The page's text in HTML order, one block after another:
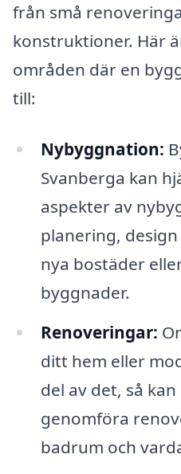
från små
konstruktioner. Här
områden där en
till:
Nybyggnation:
Svanberga kan
aspekter av
planering,
nya bostäder
byggnader.
Renoveringar:
ditt hem eller
del av det, så
genomföra
badrum och